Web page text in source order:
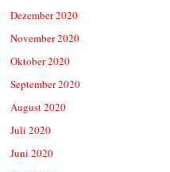
Dezember 2020
November 2020
Oktober 2020
September 2020
August 2020
Juli 2020
Juni 2020